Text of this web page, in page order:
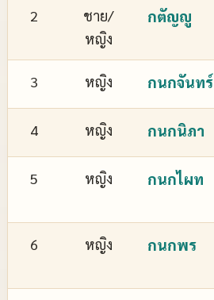
2
ชาย/
หญิง
กตัญญู
3 หญิง กนกจันทร์
4 หญิง กนกนิภา
5 หญิง กนกไผท
6 หญิง กนกพร